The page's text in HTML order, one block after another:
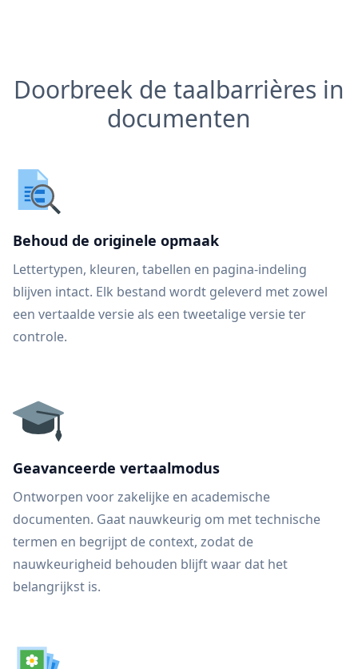
Doorbreek de taalbarrières in
documenten
Behoud de originele opmaak
Lettertypen, kleuren, tabellen en pagina-indeling
blijven intact. Elk bestand wordt geleverd met zowel
een vertaalde versie als een tweetalige versie ter
controle.
Geavanceerde vertaalmodus
Ontworpen voor zakelijke en academische
documenten. Gaat nauwkeurig om met technische
termen en begrijpt de context, zodat de
nauwkeurigheid behouden blijft waar dat het
belangrijkst is.